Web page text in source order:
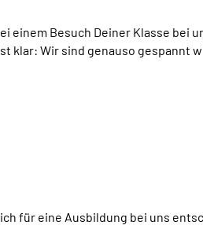
einem Besuch Deiner Klasse bei
klar: Wir sind genauso gespannt
für eine Ausbildung bei uns